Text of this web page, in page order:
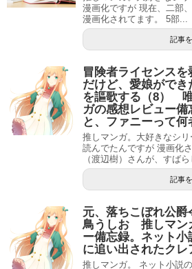
漫画化ですが 現在、二部
漫画化されてます。 5部...
記事
冒険者ライセンス
だけど、愛娘がで
を謳歌する（8）
ガの感想レビュー
と、ファニーって何
推しマンガ。大好きなシ
読んでたんですが 漫画化
（渡辺樹）さんが、すば
記事
元、落ちこぼれ公
鳥うしお 推しマン
ー備忘録。ネット
に追い出されたクレ
推しマンガ。 ネット小説